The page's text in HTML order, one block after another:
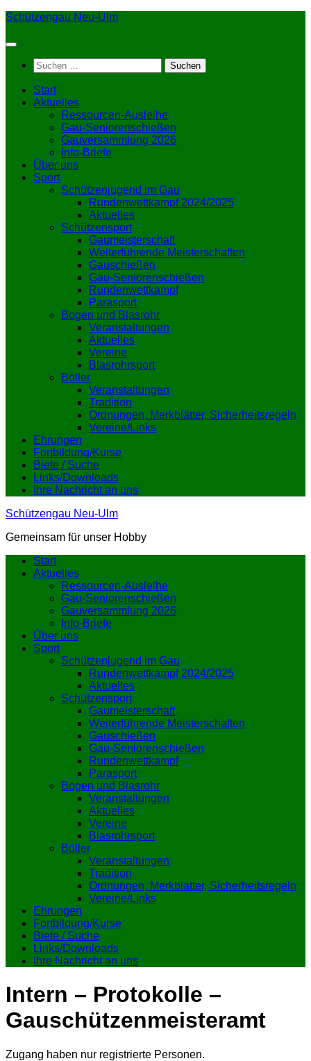
Zum
springen
Schützengau Neu-Ulm
Suchen
nach:
Start
Aktuelles
Ressourcen-Ausleihe
Gau-Seniorenschießen
Gauversammlung 2026
Info-Briefe
Über uns
Sport
Schützenjugend im Gau
Rundenwettkampf 2024/2025
Aktuelles
Schützensport
Gaumeisterschaft
Weiterführende Meisterschaften
Gauschießen
Gau-Seniorenschießen
Rundenwettkampf
Parasport
Bogen und Blasrohr
Veranstaltungen
Aktuelles
Vereine
Blasrohrsport
Böller
Veranstaltungen
Tradition
Ordnungen, Merkblätter, Sicherheitsregeln
Vereine/Links
Ehrungen
Fortbildung/Kurse
Biete / Suche
Links/Downloads
Ihre Nachricht an uns
Schützengau Neu-Ulm
Gemeinsam für unser Hobby
Start
Aktuelles
Ressourcen-Ausleihe
Gau-Seniorenschießen
Gauversammlung 2026
Info-Briefe
Über uns
Sport
Schützenjugend im Gau
Rundenwettkampf 2024/2025
Aktuelles
Schützensport
Gaumeisterschaft
Weiterführende Meisterschaften
Gauschießen
Gau-Seniorenschießen
Rundenwettkampf
Parasport
Bogen und Blasrohr
Veranstaltungen
Aktuelles
Vereine
Blasrohrsport
Böller
Veranstaltungen
Tradition
Ordnungen, Merkblätter, Sicherheitsregeln
Vereine/Links
Ehrungen
Fortbildung/Kurse
Biete / Suche
Links/Downloads
Ihre Nachricht an uns
Intern – Protokolle –
Gauschützenmeisteramt
Zugang haben nur registrierte Personen.